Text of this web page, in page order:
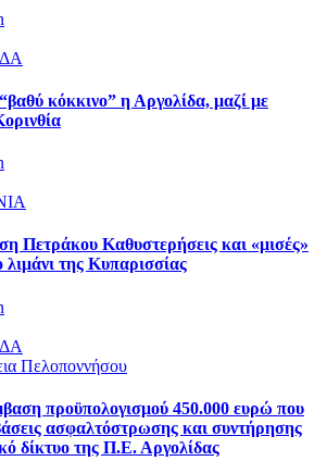
κόκκινο” η Αργολίδα, μαζί με
Πετράκου Καθυστερήσεις και «μισές»
λιμάνι της Κυπαρισσίας
Πελοποννήσου
προϋπολογισμού 450.000 ευρώ που
ασφαλτόστρωσης και συντήρησης
δίκτυο της Π.Ε. Αργολίδας